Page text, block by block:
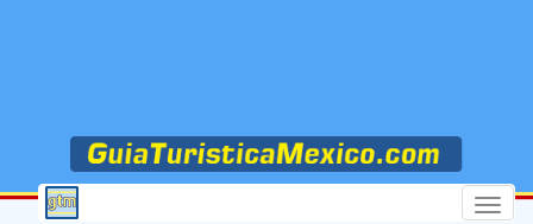
Menu